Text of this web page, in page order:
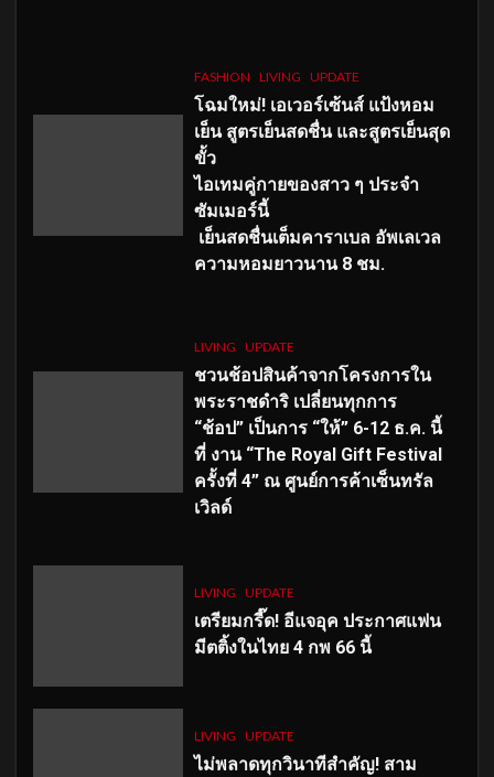
FASHION LIVING UPDATE
โฉมใหม่! เอเวอร์เซ้นส์ แป้งหอม
เย็น สูตรเย็นสดชื่น และสูตรเย็นสุด
ขั้ว
ไอเทมคู่กายของสาว ๆ ประจำ
ซัมเมอร์นี้
เย็นสดชื่นเต็มคาราเบล อัพเลเวล
ความหอมยาวนาน 8 ชม.
LIVING UPDATE
ชวนช้อปสินค้าจากโครงการใน
พระราชดำริ เปลี่ยนทุกการ
“ช้อป” เป็นการ “ให้” 6-12 ธ.ค. นี้
ที่ งาน “The Royal Gift Festival
ครั้งที่ 4” ณ ศูนย์การค้าเซ็นทรัล
เวิลด์
LIVING UPDATE
เตรียมกรี๊ด! อีแจอุค ประกาศแฟน
มีตติ้งในไทย 4 กพ 66 นี้
LIVING UPDATE
ไม่พลาดทุกวินาทีสำคัญ! สาม